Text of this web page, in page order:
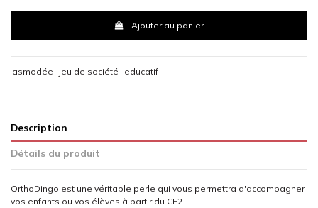
Ajouter au panier
asmodée jeu de société educatif
Description
Détails du produit
OrthoDingo est une véritable perle qui vous permettra d'accompagner
vos enfants ou vos élèves à partir du CE2.